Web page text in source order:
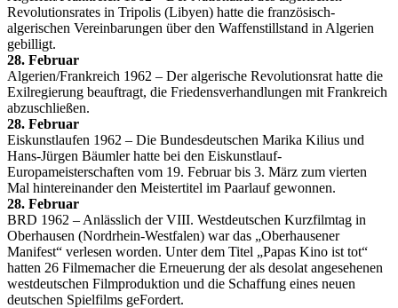
Revolutionsrates in Tripolis (Libyen) hatte die französisch-
algerischen Vereinbarungen über den Waffenstillstand in Algerien
gebilligt.
28. Februar
Algerien/Frankreich 1962 – Der algerische Revolutionsrat hatte die
Exilregierung beauftragt, die Friedensverhandlungen mit Frankreich
abzuschließen.
28. Februar
Eiskunstlaufen 1962 – Die Bundesdeutschen Marika Kilius und
Hans-Jürgen Bäumler hatte bei den Eiskunstlauf-
Europameisterschaften vom 19. Februar bis 3. März zum vierten
Mal hintereinander den Meistertitel im Paarlauf gewonnen.
28. Februar
BRD 1962 – Anlässlich der VIII. Westdeutschen Kurzfilmtag in
Oberhausen (Nordrhein-Westfalen) war das „Oberhausener
Manifest“ verlesen worden. Unter dem Titel „Papas Kino ist tot“
hatten 26 Filmemacher die Erneuerung der als desolat angesehenen
westdeutschen Filmproduktion und die Schaffung eines neuen
deutschen Spielfilms geFordert.